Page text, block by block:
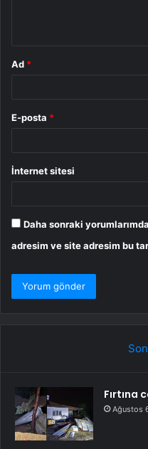
Ad *
E-posta *
İnternet sitesi
Daha sonraki
adresim ve site adresim bu
Fırtına
Ağustos